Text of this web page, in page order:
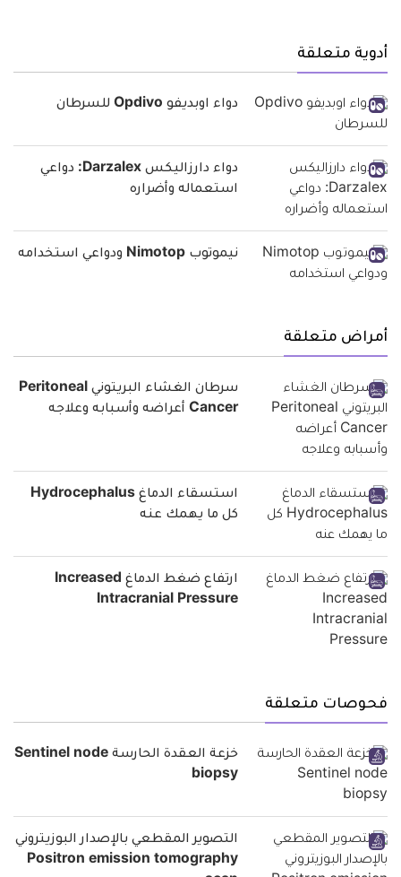
أدوية متعلقة
دواء اوبديفو Opdivo للسرطان
دواء دارزاليكس Darzalex: دواعي
استعماله وأضراره
نيموتوب Nimotop ودواعي استخدامه
أمراض متعلقة
سرطان الغشاء البريتوني Peritoneal
Cancer أعراضه وأسبابه وعلاجه
استسقاء الدماغ Hydrocephalus
كل ما يهمك عنه
ارتفاع ضغط الدماغ Increased
Intracranial Pressure
فحوصات متعلقة
خزعة العقدة الحارسة Sentinel node
biopsy
التصوير المقطعي بالإصدار البوزيتروني
Positron emission tomography